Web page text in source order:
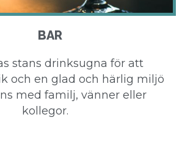
BAR
stans drinksugna för att
och en glad och härlig miljö
med familj, vänner eller
kollegor.